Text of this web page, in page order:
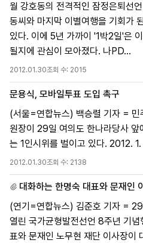
월 강호동의 전격적인 잠정은퇴선
동씨와 마지막 이별여행을 기회가
있다. 이에 5년 가까이 '1박2일'은
될지에 관심이 모아졌다. 나PD...
2012.01.30조회 수: 2015
문용식, 모바일투표 도입 촉구
(서울=연합뉴스) 백승렬 기자 = 민
원장이 29일 여의도 한나라당사
는 1인시위를 벌이고 있다. 2012.
2012.01.30조회 수: 2138
대화하는 한명숙 대표와 문재인
(연기=연합뉴스) 김준호 기자 =
열린 국가균형발전선언 8주년 기
표와 문재인 노무현 재단 이사장이